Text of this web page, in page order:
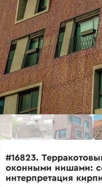
#16823.
оконными нишами:
интерпретация